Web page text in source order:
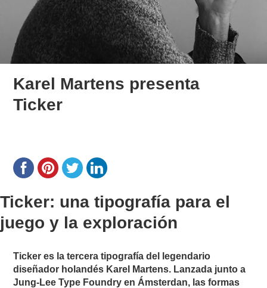
Karel Martens presenta
Ticker
Ticker: una tipografía para el
juego y la exploración
Ticker es la tercera tipografía del legendario
diseñador holandés Karel Martens. Lanzada junto a
Jung-Lee Type Foundry en Ámsterdan, lasformas